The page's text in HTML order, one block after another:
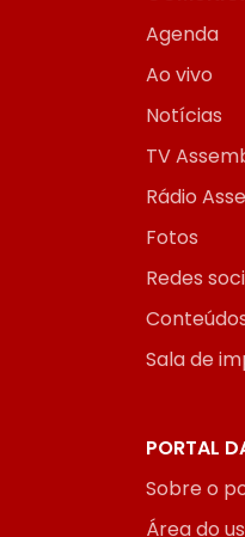
Agenda
Ao vivo
Notícias
TV
Rádio
Fotos
Redes
Sala de
PORTAL
Sobre o
Área do